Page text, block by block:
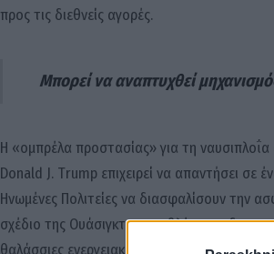
προς τις διεθνείς αγορές.
Μπορεί να αναπτυχθεί
Η «ομπρέλα προστασίας» για τη
Donald J. Trump επιχειρεί να απαντήσει σε
Ηνωμένες Πολιτείες να διασφαλίσουν την
σχέδιο της Ουάσιγκτον προβλέπει τη
θαλάσσιες ενεργειακές ροές στην περιοχή,